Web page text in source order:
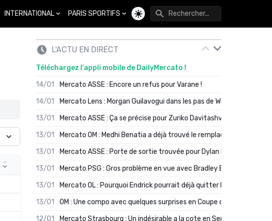
INTERNATIONAL PARIS SPORTIFS
Changer de thème
L'ACTU EN DIRECT
Téléchargez l'appli mobile de DailyMercato !
14/01
Mercato ASSE : Encore un refus pour Varane !
14/01
Mercato Lens : Morgan Guilavogui dans les pas de Will Still ?
13/01
Mercato ASSE : Ça se précise pour Zuriko Davitashvili
13/01
Mercato OM : Medhi Benatia a déjà trouvé le remplaçant de Robinio
13/01
Mercato ASSE : Porte de sortie trouvée pour Dylan Batubinsika
13/01
Mercato PSG : Gros problème en vue avec Bradley Barcola ?
13/01
Mercato OL : Pourquoi Endrick pourrait déjà quitter Lyon en janvier
13/01
OM : Une compo avec quelques surprises en Coupe de France
12/01
Mercato Strasbourg : Un indésirable a la cote en Serie A